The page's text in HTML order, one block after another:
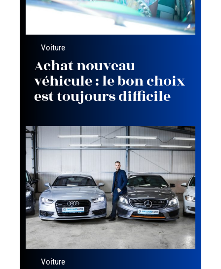
Voiture
Achat nouveau
véhicule : le bon choix
est toujours difficile
Voiture